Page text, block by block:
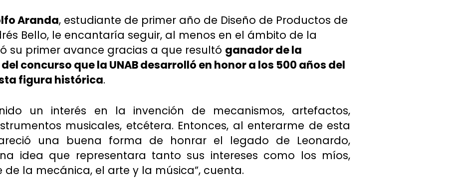
Aranda, estudiante de primer año de Diseño de Productos de
Bello, le encantaría seguir, al menos en el ámbito de la
su primer avance gracias a que resultó ganador de la
concurso que la UNAB desarrolló en honor a los 500 años del
figura histórica.
un interés en la invención de mecanismos, artefactos,
musicales, etcétera. Entonces, al enterarme de esta
una buena forma de honrar el legado de Leonardo,
idea que representara tanto sus intereses como los míos,
la mecánica, el arte y la música”, cuenta.